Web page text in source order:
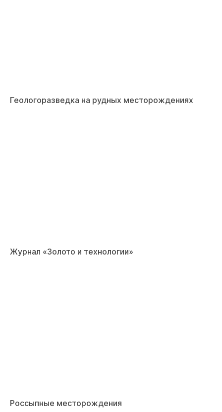
Геологоразведка на рудных месторождениях
Журнал «Золото и технологии»
Россыпные месторождения